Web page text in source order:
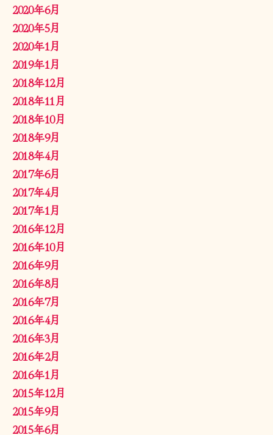
2020年6月
2020年5月
2020年1月
2019年1月
2018年12月
2018年11月
2018年10月
2018年9月
2018年4月
2017年6月
2017年4月
2017年1月
2016年12月
2016年10月
2016年9月
2016年8月
2016年7月
2016年4月
2016年3月
2016年2月
2016年1月
2015年12月
2015年9月
2015年6月